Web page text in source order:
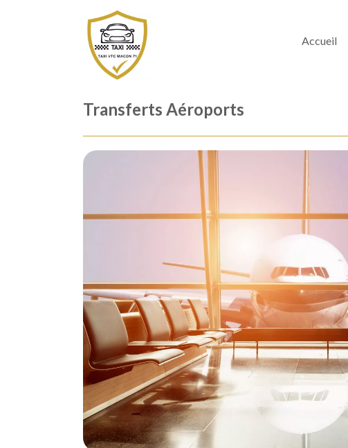
Accueil
Transferts Aéroports